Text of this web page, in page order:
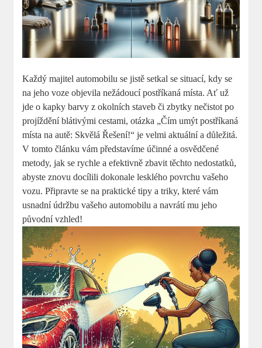
Každý majitel automobilu se jistě setkal se situací, kdy se
na jeho voze objevila nežádoucí postříkaná místa. Ať už
jde o kapky barvy z okolních staveb či zbytky nečistot po
projíždění blátivými cestami, otázka „Čím umýt postříkaná
místa na autě: Skvělá Řešení!“ je velmi aktuální a důležitá.
V tomto článku vám představíme účinné a osvědčené
metody, jak se rychle a efektivně zbavit těchto nedostatků,
abyste znovu docílili dokonale lesklého povrchu vašeho
vozu. Připravte se na praktické tipy a triky, které vám
usnadní údržbu vašeho automobilu a navrátí mu jeho
původní vzhled!